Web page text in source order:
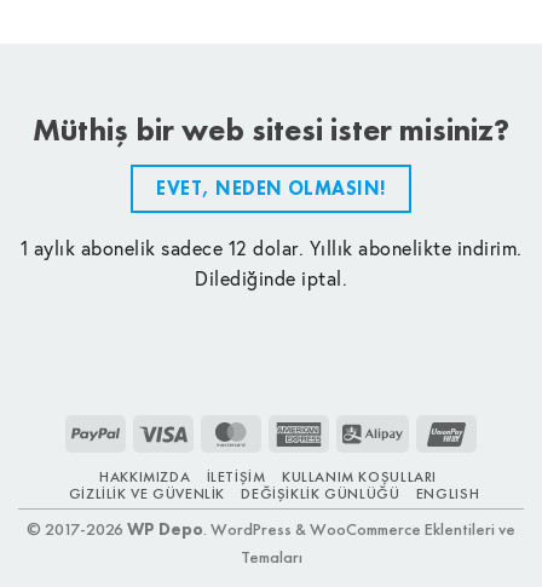
Müthiş bir web sitesi ister misiniz?
EVET, NEDEN OLMASIN!
1 aylık abonelik sadece 12 dolar. Yıllık abonelikte indirim.
Dilediğinde iptal.
PayPal Visa MasterCardAmerican
Alipay
HAKKIMIZDA İLETIŞIM
KULLANIM KOŞULLARI
GIZLILIK VE GÜVENLIK
DEĞIŞIKLIK GÜNLÜĞÜ ENGLISH
© 2017-2026 WP Depo. WordPress & WooCommerce Eklentileri ve
Temaları